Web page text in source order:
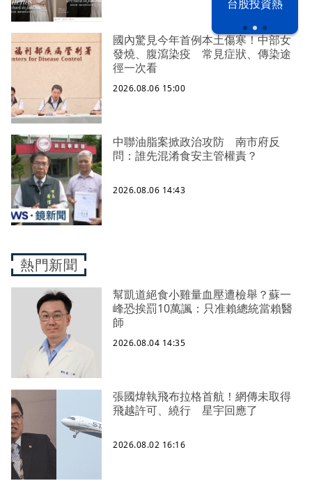
台股投資熱
國內驚見今年首例本土傷寒！中部女
發燒、腹瀉染疫 常見症狀、傳染途
徑一次看
2026.08.06 15:00
中聯油脂案掀政治攻防 南市府反
問：誰先混淆食安主管權責？
2026.08.06 14:43
熱門新聞
幫凱道絕食小雞量血壓遭檢舉？蘇一
峰恐挨罰10萬諷：只准賴總統當賴醫
師
2026.08.04 14:35
張國煒執飛布拉格首航！網傳未取得
飛越許可、繞行 星宇回應了
2026.08.02 16:16